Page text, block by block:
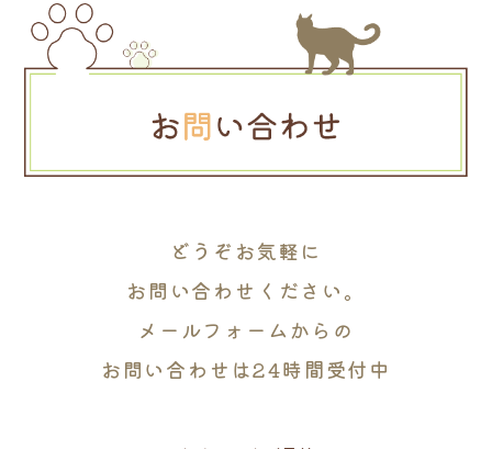
どうぞお気軽に
お問い合わせください。
メールフォームからの
お問い合わせは24時間受付中